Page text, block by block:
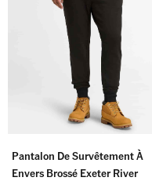
Pantalon De Survêtement À
Envers Brossé Exeter River